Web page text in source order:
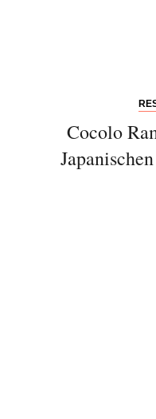
Cocolo